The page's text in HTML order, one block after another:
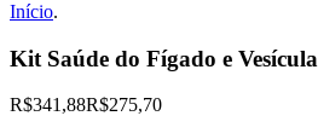
Início.
Kit Saúde do Fígado e Vesícula
R$341,88R$275,70